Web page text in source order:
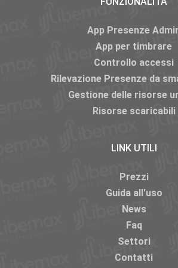
App Presenze
App per timbrare
Controllo accessi
Rilevazione Presenze da
Gestione delle risorse
Risorse scaricabili
LINK UTILI
Prezzi
Guida all'uso
News
Faq
Settori
Contatti